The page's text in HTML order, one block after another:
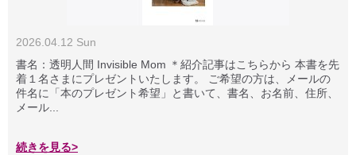
2026.04.12 Sun
書名：透明人間 Invisible Mom ＊紹介記事はこちらから 本書を先
着１名さまにプレゼントいたします。 ご希望の方は、メールの
件名に「本のプレゼント希望」と書いて、書名、お名前、住所、
メール...
続きを見る>